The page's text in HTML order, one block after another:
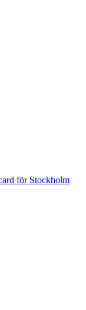
för Stockholm